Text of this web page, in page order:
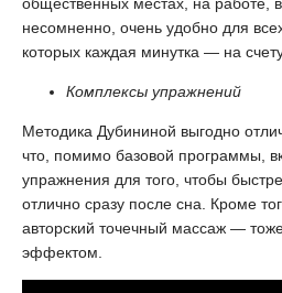
несомненно, очень удобно для
которых каждая минутка — на
Комплексы упражнений
Методика Дубининой выгодно
что, помимо базовой программы,
упражнения для того, чтобы
отлично сразу после сна. Кроме
авторский точечный массаж —
эффектом.